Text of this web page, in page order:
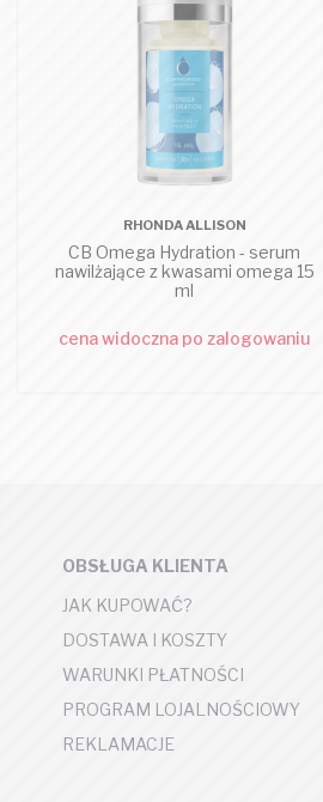
RHONDA ALLISON
CB Omega Hydration - serum
nawilżające z kwasami omega 15
ml
cena widoczna po zalogowaniu
OBSŁUGA KLIENTA
JAK KUPOWAĆ?
DOSTAWA I KOSZTY
WARUNKI PŁATNOŚCI
PROGRAM LOJALNOŚCIOWY
REKLAMACJE